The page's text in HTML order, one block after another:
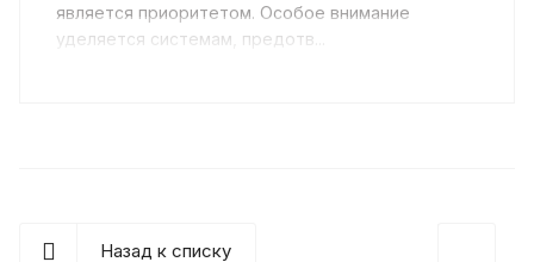
является приоритетом. Особое внимание
уделяется системам, предотв...
Назад к списку